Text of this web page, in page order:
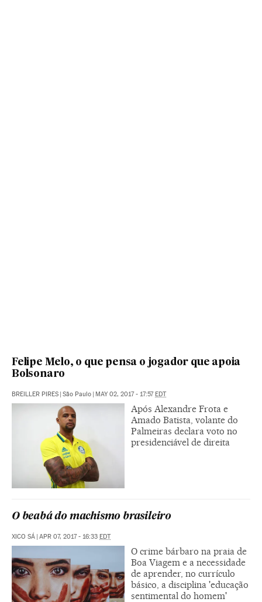
Felipe Melo, o que pensa o jogador que apoia
Bolsonaro
BREILLER PIRES | São Paulo | MAY 02, 2017 - 17:57EDT
Após Alexandre Frota e
Amado Batista, volante do
Palmeiras declara voto no
presidenciável de direita
O beabá do machismo brasileiro
XICO SÁ | APR 07, 2017 - 16:33 EDT
O crime bárbaro na praia de
Boa Viagem e a necessidade
de aprender, no currículo
básico, a disciplina 'educação
sentimental do homem'